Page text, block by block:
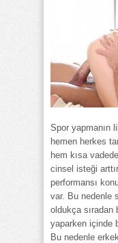
Spor yapmanın
hemen herkes
hem kısa
cinsel isteği
performansı
var. Bu nedenle
oldukça sıradan
yaparken içinde
Bu nedenle